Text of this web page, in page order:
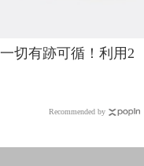
切有跡可循！利用2
Recommended by